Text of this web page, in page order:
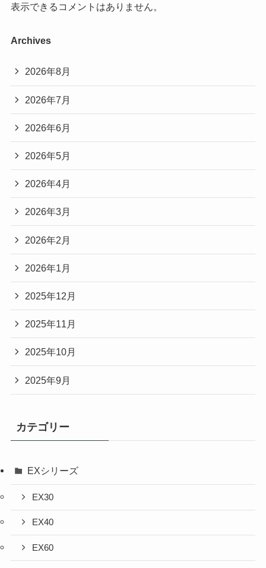
表示できるコメントはありません。
Archives
2026年8月
2026年7月
2026年6月
2026年5月
2026年4月
2026年3月
2026年2月
2026年1月
2025年12月
2025年11月
2025年10月
2025年9月
カテゴリー
EXシリーズ
EX30
EX40
EX60